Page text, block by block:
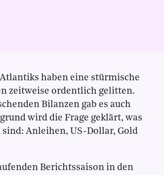
haben eine stürmische
zeitweise ordentlich gelitten.
Bilanzen gab es auch
wird die Frage geklärt, was
Anleihen, US-Dollar, Gold
Berichtssaison in den